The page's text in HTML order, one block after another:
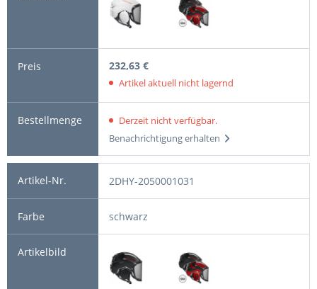
232,63 €
Artikel aktuell nicht lagernd
Derzeit nicht verfügbar.
Benachrichtigung erhalten
2DHY-2050001031
schwarz